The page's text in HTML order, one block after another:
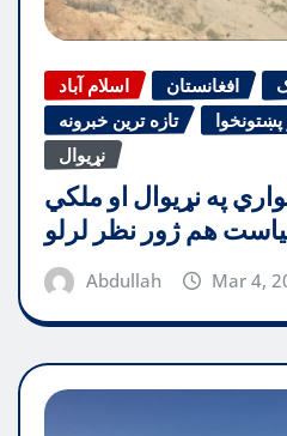
اسلام آباد افغانستان
تازه ترین خبرونه
پښتونخوا
نړیوال
په نړیوال او ملکي
هم ژور نظر لرلو
Abdullah Mar 4,